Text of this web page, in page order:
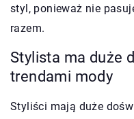
styl, ponieważ nie
razem.
Stylista ma duże
trendami mody
Styliści mają duże